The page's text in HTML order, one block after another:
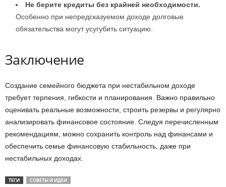
Не берите кредиты без крайней необходимости.
Особенно при непредсказуемом доходе долговые
обязательства могут усугубить ситуацию.
Заключение
Создание семейного бюджета при нестабильном доходе
требует терпения, гибкости и планирования. Важно правильно
оценивать реальные возможности, строить резервы и регулярно
анализировать финансовое состояние. Следуя перечисленным
рекомендациям, можно сохранить контроль над финансами и
обеспечить семье финансовую стабильность, даже при
нестабильных доходах.
ТЕГИ СОВЕТЫ И ИДЕИ